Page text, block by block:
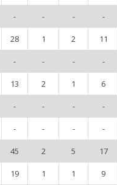
- - - -
28 1 2 11
- - - -
13 2 1 6
- - - -
- - - -
45 2 5 17
19 1 1 9